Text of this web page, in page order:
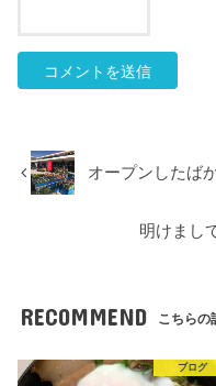
オープンしたば
明けまし
RECOMMEND こちらの
ブログ